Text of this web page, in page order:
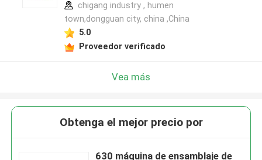
chigang industry , humen
town,dongguan city, china ,China
5.0
Proveedor verificado
Vea más
Obtenga el mejor precio por
630 máquina de ensamblaje de